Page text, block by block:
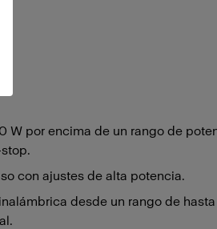
W por encima de un rango de
con ajustes de alta potencia.
desde un rango de